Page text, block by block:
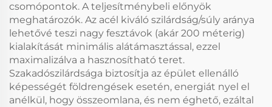
csomópontok. A teljesítménybeli előnyök
meghatározók. Az acél kiváló szilárdság/súly aránya
lehetővé teszi nagy fesztávok (akár 200 méterig)
kialakítását minimális alátámasztással, ezzel
maximalizálva a hasznosítható teret.
Szakadószilárdsága biztosítja az épület ellenálló
képességét földrengések esetén, energiát nyel el
anélkül, hogy összeomlana, és nem éghető, ezáltal